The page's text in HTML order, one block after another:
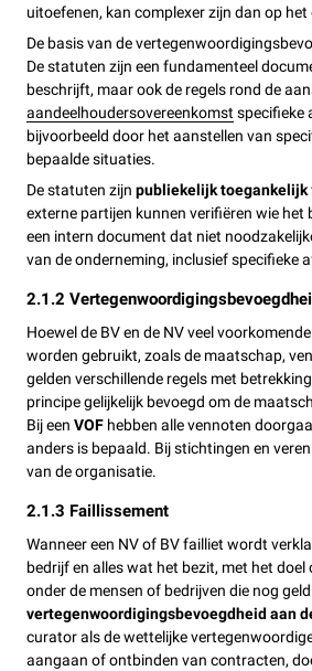
uitoefenen, kan complexer zijn dan op
De basis van de
De statuten zijn een fundamenteel
beschrijft, maar ook de regels rond de
aandeelhoudersovereenkomstspecifieke
bijvoorbeeld door het aanstellen van
bepaalde situaties.
De statuten zijnpubliekelijk toegankelijk
externe partijen kunnen verifiëren wie
een intern document dat niet
van de onderneming, inclusief specifieke
2.1.2
Hoewel de BV en de NV veel
worden gebruikt, zoals de maatschap,
gelden verschillende regels met
principe gelijkelijk bevoegd om de
Bij eenVOF hebben alle vennoten
anders is bepaald. Bij stichtingen en
van de organisatie.
2.1.3 Faillissement
Wanneer een NV of BV failliet wordt
bedrijf en alles wat het bezit, met het
onder de mensen of bedrijven die nog
vertegenwoordigingsbevoegdheid aan
curator als de wettelijke
aangaan of ontbinden van contracten,